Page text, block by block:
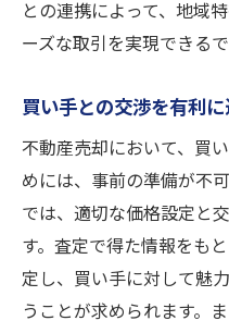
との連携によって、地域
ーズな取引を実現できるで
買い手との交渉を有利
不動産売却において、買
めには、事前の準備が不
では、適切な価格設定と
す。査定で得た情報をも
定し、買い手に対して魅
うことが求められます。